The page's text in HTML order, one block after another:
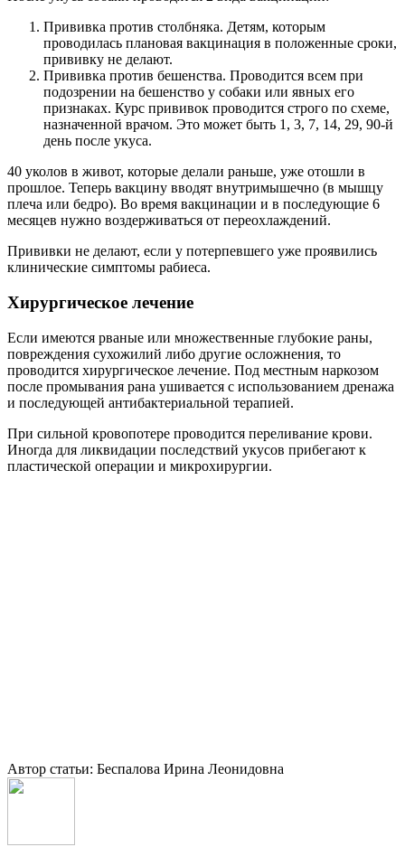
Прививка против столбняка. Детям, которым
проводилась плановая вакцинация в положенные сроки,
прививку не делают.
Прививка против бешенства. Проводится всем при
подозрении на бешенство у собаки или явных его
признаках. Курс прививок проводится строго по схеме,
назначенной врачом. Это может быть 1, 3, 7, 14, 29, 90-й
день после укуса.
40 уколов в живот, которые делали раньше, уже отошли в
прошлое. Теперь вакцину вводят внутримышечно (в мышцу
плеча или бедро). Во время вакцинации и в последующие 6
месяцев нужно воздерживаться от переохлаждений.
Прививки не делают, если у потерпевшего уже проявились
клинические симптомы рабиеса.
Хирургическое лечение
Если имеются рваные или множественные глубокие раны,
повреждения сухожилий либо другие осложнения, то
проводится хирургическое лечение. Под местным наркозом
после промывания рана ушивается с использованием дренажа
и последующей антибактериальной терапией.
При сильной кровопотере проводится переливание крови.
Иногда для ликвидации последствий укусов прибегают к
пластической операции и микрохирургии.
Автор статьи: Беспалова Ирина Леонидовна